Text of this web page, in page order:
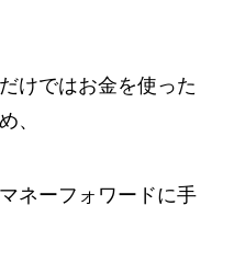
けではお金を使った
、
ネーフォワードに手